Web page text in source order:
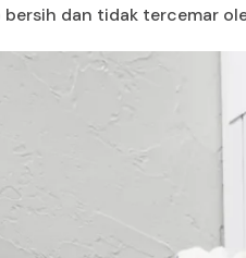
dan tidak tercemar